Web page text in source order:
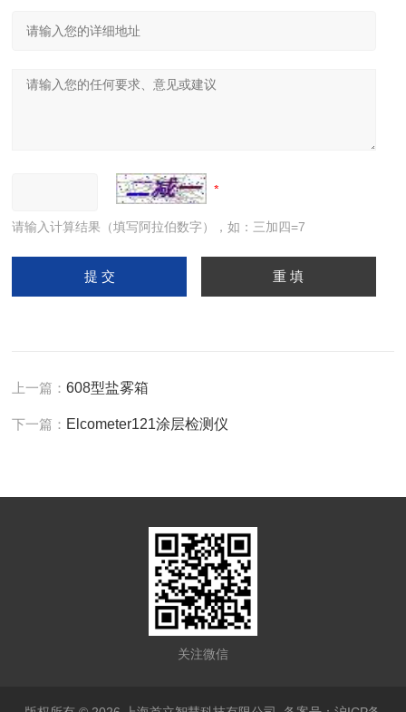
请输入计算结果（填写阿拉伯数字），如：三加四=7
上一篇：608型盐雾箱
下一篇： Elcometer121涂层检测仪
关注微信